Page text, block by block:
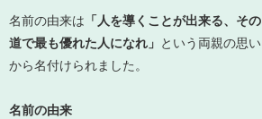
名前の由来は 「人を導くことが出来る、その
道で最も優れた人になれ」 という両親の思い
から名付けられました。
名前の由来